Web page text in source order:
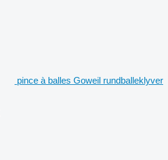
pince à balles Goweil rundballeklyver